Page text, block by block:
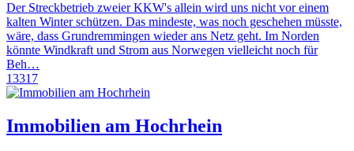
Der Streckbetrieb zweier KKW's allein wird uns nicht vor einem
kalten Winter schützen. Das mindeste, was noch geschehen müsste,
wäre, dass Grundremmingen wieder ans Netz geht. Im Norden
könnte Windkraft und Strom aus Norwegen vielleicht noch für
Beh…
13317
Immobilien am Hochrhein